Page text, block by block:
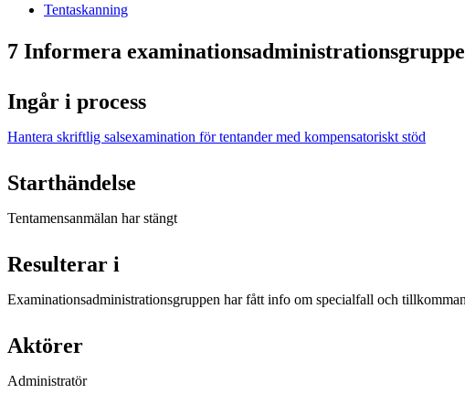
Tentaskanning
7 Informera
Ingår i process
Hantera skriftlig salsexamination för tentander med kompensatoriskt stöd
Starthändelse
Tentamensanmälan har stängt
Resulterar i
Examinationsadministrationsgruppen har fått info om specialfall och
Aktörer
Administratör